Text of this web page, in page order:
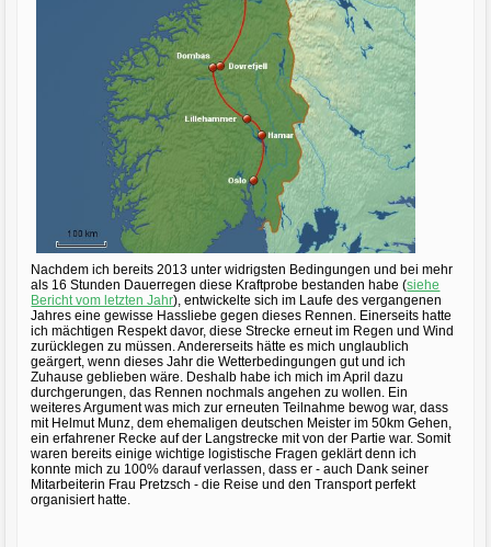
Nachdem ich bereits 2013 unter widrigsten Bedingungen und bei mehr
als 16 Stunden Dauerregen diese Kraftprobe bestanden habe (siehe
Bericht vom letzten Jahr), entwickelte sich im Laufe des vergangenen
Jahres eine gewisse Hassliebe gegen dieses Rennen. Einerseits hatte
ich mächtigen Respekt davor, diese Strecke erneut im Regen und Wind
zurücklegen zu müssen. Andererseits hätte es mich unglaublich
geärgert, wenn dieses Jahr die Wetterbedingungen gut und ich
Zuhause geblieben wäre. Deshalb habe ich mich im April dazu
durchgerungen, das Rennen nochmals angehen zu wollen. Ein
weiteres Argument was mich zur erneuten Teilnahme bewog war, dass
mit Helmut Munz, dem ehemaligen deutschen Meister im 50km Gehen,
ein erfahrener Recke auf der Langstrecke mit von der Partie war. Somit
waren bereits einige wichtige logistische Fragen geklärt denn ich
konnte mich zu 100% darauf verlassen, dass er - auch Dank seiner
Mitarbeiterin Frau Pretzsch - die Reise und den Transport perfekt
organisiert hatte.